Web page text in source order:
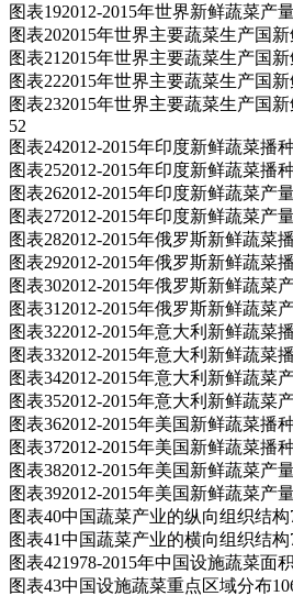
图表192012-2015年世界新鲜蔬菜产
图表202015年世界主要蔬菜生产国
图表212015年世界主要蔬菜生产国
图表222015年世界主要蔬菜生产国
图表232015年世界主要蔬菜生产国
52
图表242012-2015年印度新鲜蔬菜播
图表252012-2015年印度新鲜蔬菜播
图表262012-2015年印度新鲜蔬菜产
图表272012-2015年印度新鲜蔬菜产
图表282012-2015年俄罗斯新鲜蔬菜
图表292012-2015年俄罗斯新鲜蔬菜
图表302012-2015年俄罗斯新鲜蔬菜
图表312012-2015年俄罗斯新鲜蔬菜
图表322012-2015年意大利新鲜蔬菜
图表332012-2015年意大利新鲜蔬菜
图表342012-2015年意大利新鲜蔬菜
图表352012-2015年意大利新鲜蔬菜
图表362012-2015年美国新鲜蔬菜播
图表372012-2015年美国新鲜蔬菜播
图表382012-2015年美国新鲜蔬菜产
图表392012-2015年美国新鲜蔬菜产
图表40中国蔬菜产业的纵向组织结构
图表41中国蔬菜产业的横向组织结构
图表421978-2015年中国设施蔬菜面
图表43中国设施蔬菜重点区域分布